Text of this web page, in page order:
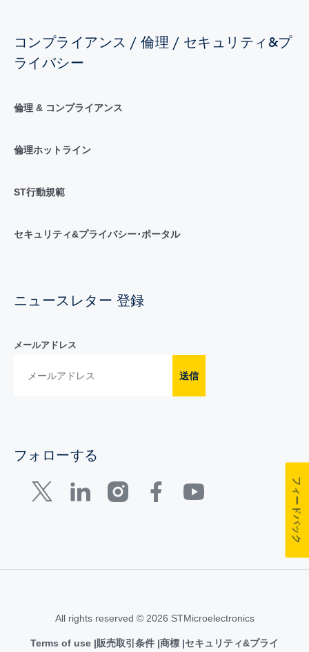
コンプライアンス / 倫理 / セキュリティ&プ
ライバシー
倫理 & コンプライアンス
倫理ホットライン
ST行動規範
セキュリティ&プライバシー･ポータル
ニュースレター 登録
メールアドレス
送信
フォローする
All rights reserved © 2026 STMicroelectronics
Terms of use 販売取引条件 商標 セキュリティ&プライ
フィードバック